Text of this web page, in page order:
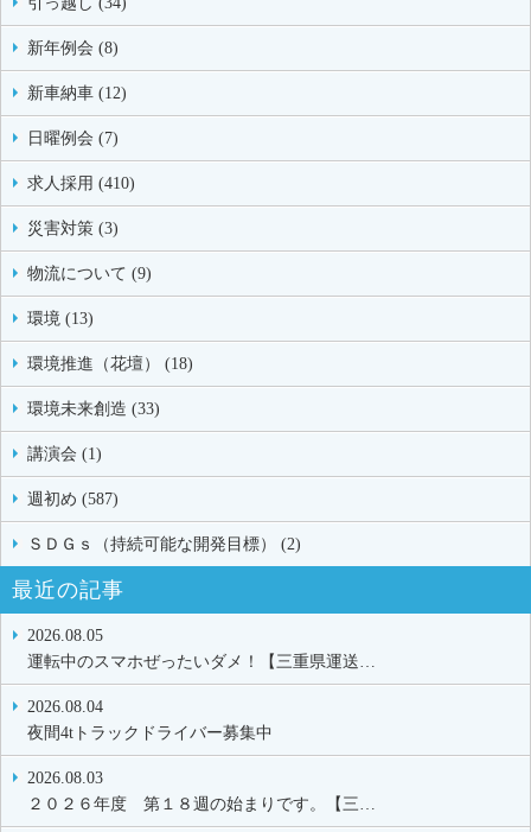
新年例会 (8)
新車納車 (12)
日曜例会 (7)
求人採用 (410)
災害対策 (3)
物流について (9)
環境 (13)
環境推進（花壇） (18)
環境未来創造 (33)
講演会 (1)
週初め (587)
ＳＤＧｓ（持続可能な開発目標） (2)
最近の記事
2026.08.05
運転中のスマホぜったいダメ！【三重県運送…
2026.08.04
夜間4tトラックドライバー募集中
2026.08.03
２０２６年度 第１８週の始まりです。【三…